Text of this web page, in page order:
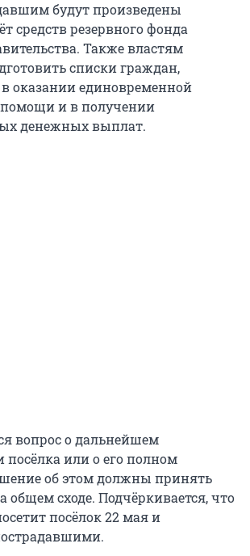
будут произведены
средств резервного фонда
Также властям
списки граждан,
оказании единовременной
и в получении
денежных выплат.
вопрос о дальнейшем
посёлка или о его полном
об этом должны принять
общем сходе. Подчёркивается, что
посёлок 22 мая и